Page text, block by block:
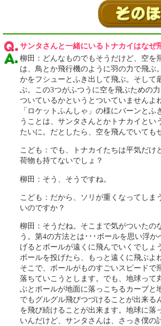
サンタさんと一緒にいるトナカイはなぜ
柳田：どんなものでもそうだけど、空を
は、鳥とか飛行機のように羽の力で飛
かをフシューとふき出して飛ぶ。そして
ぶ。この3つがふつうに空を飛ぶための
ついているかというとついていませんよ
「ロケットふんしゃ」の様にバーンと
うことは、サンタさんとかトナカイと
たいに。だとしたら、空を飛んでいても
こども：でも、トナカイたちは平気だ
荷物も持てないでしょ？
柳田：そう、そうですね。
こども：だから、ソリが重くなってし
いのですか？
柳田：そうだね。そこまで気がついたの
う。第4の方法とは･･･ボールを思い浮
げるとボールが遠くに飛んでいくでしょ
ボールを投げたら、もっと遠くに飛ぶよ
そこで、ボールがものすごいスピードで
落ちていこうとします。でも、地球っ
ぶとボールが地面に落っこちるカーブと
でもグルグル飛びつづけることが出来る
を飛び続けることが出来ます。地球に
いんだけど、サンタさんは、さっき僕